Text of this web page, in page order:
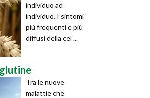
individuo ad
individuo. I sintomi
più frequenti e più
diffusi della cel ...
Tra le nuove
malattie che